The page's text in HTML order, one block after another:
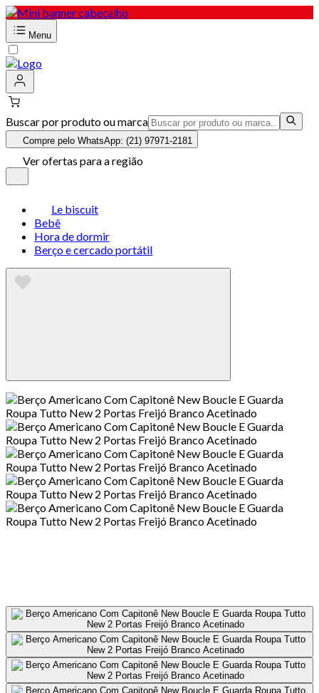
Menu
Buscar por produto ou marca
Compre pelo WhatsApp: (21) 97971-2181
Ver ofertas para a região
Le biscuit
Bebê
Hora de dormir
Berço e cercado portátil